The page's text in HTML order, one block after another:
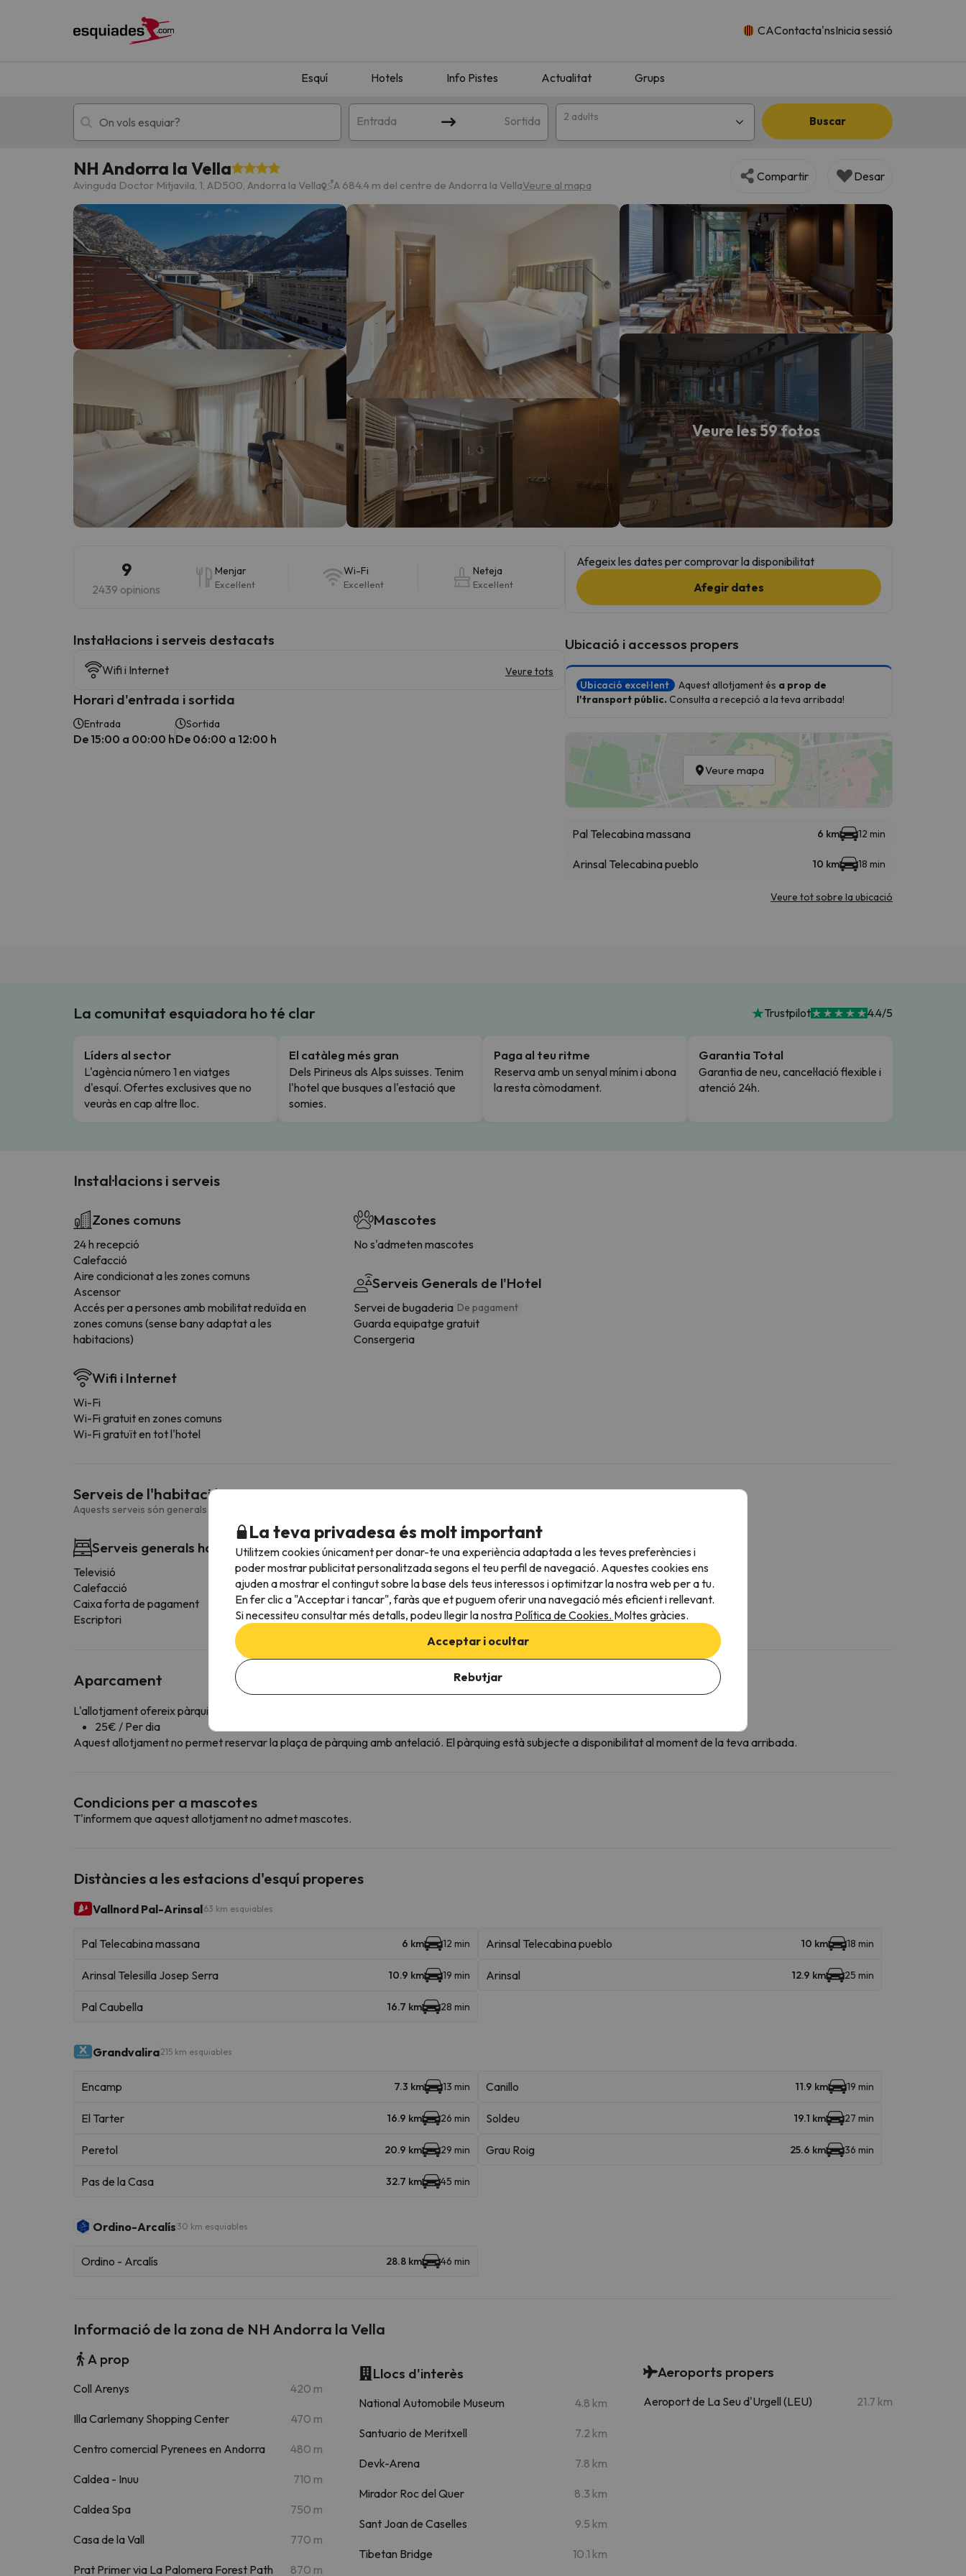
CAContacta'nsInicia sessió
Esquí Hotels Info Pistes Actualitat Grups
Entrada Sortida 2 adults Buscar
Esquí Escapades
!Vaja! No hem trobat resultats que coincideixin amb la teva cerca. Intenteu modificar la destinació.
Vaja! Sembla que el nostre cercador ha perdut el nord. Quan trobi la seva brúixola torna.
NH Andorra la Vella
Avinguda Doctor Mitjavila, 1, AD500, Andorra la Vella A 684.4 m del centre de Andorra la VellaVeure al mapa
Compartir Desar
Veure les 59 fotos
9
2439 opinions
Menjar
Excel·lent
Wi-Fi
Excel·lent
Neteja
Excel·lent
Instal·lacions i serveis destacats
Wifi i Internet Veure tots
Horari d'entrada i sortida
Entrada
De 15:00 a 00:00 h
Sortida
De 06:00 a 12:00 h
Afegeix les dates per comprovar la disponibilitat
Afegir dates
Ubicació i accessos propers
Ubicació excel·lent Aquest allotjament és a prop de
l'transport públic. Consulta a recepció a la teva arribada!
Veure mapa
Pal Telecabina massana 6 km 12 min
Arinsal Telecabina pueblo 10 km 18 min
Veure tot sobre la ubicació
La comunitat esquiadora ho té clar Trustpilot 4.4/5
Líders al sector
L'agència número 1 en viatges
d'esquí. Ofertes exclusives que no
veuràs en cap altre lloc.
El catàleg més gran
Dels Pirineus als Alps suisses. Tenim
l'hotel que busques a l'estació que
somies.
Paga al teu ritme
Reserva amb un senyal mínim i abona
la resta còmodament.
Garantia Total
Garantia de neu, cancel·lació flexible i
atenció 24h.
Instal·lacions i serveis
Zones comuns
24 h recepció
Calefacció
Aire condicionat a les zones comuns
Ascensor
Accés per a persones amb mobilitat reduïda en
zones comuns (sense bany adaptat a les
habitacions)
Wifi i Internet
Wi-Fi
Wi-Fi gratuit en zones comuns
Wi-Fi gratuït en tot l'hotel
Mascotes
No s'admeten mascotes
Serveis Generals de l'Hotel
Servei de bugaderia De pagament
Guarda equipatge gratuit
Consergeria
Serveis de l'habitació
Aquests serveis són generals i poden variar en funció de la tipologia d'habitació.
Serveis generals habitació
Televisió
Calefacció
Caixa forta de pagament
Escriptori
Bany
Lavabo
Dutxa o banyera
Més serveis
Disposa de llençols
Disposa de tovalloles
Aparcament
L'allotjament ofereix pàrquing interior de pagament
25€ / Per dia
Aquest allotjament no permet reservar la plaça de pàrquing amb antelació. El pàrquing està subjecte a disponibilitat al moment de la teva arribada.
Condicions per a mascotes
T'informem que aquest allotjament no admet mascotes.
Distàncies a les estacions d'esquí properes
Vallnord Pal-Arinsal63 km esquiables
Pal Telecabina massana 6 km 12 min Arinsal Telecabina pueblo 10 km 18 min
Arinsal Telesilla Josep Serra 10.9 km 19 min Arinsal 12.9 km 25 min
Pal Caubella 16.7 km 28 min
Grandvalira215 km esquiables
Encamp 7.3 km 13 min Canillo 11.9 km 19 min
El Tarter 16.9 km 26 min Soldeu 19.1 km 27 min
Peretol 20.9 km 29 min Grau Roig 25.6 km 36 min
Pas de la Casa 32.7 km 45 min
Ordino-Arcalís 30 km esquiables
Ordino - Arcalís 28.8 km 46 min
Informació de la zona de NH Andorra la Vella
A prop
Coll Arenys 420 m
Illa Carlemany Shopping Center 470 m
Centro comercial Pyrenees en Andorra 480 m
Caldea - Inuu 710 m
Caldea Spa 750 m
Casa de la Vall 770 m
Prat Primer via La Palomera Forest Path 870 m
Llocs d'interès
National Automobile Museum 4.8 km
Santuario de Meritxell 7.2 km
Devk-Arena 7.8 km
Mirador Roc del Quer 8.3 km
Sant Joan de Caselles 9.5 km
Tibetan Bridge 10.1 km
Aeroports propers
Aeroport de La Seu d'Urgell (LEU) 21.7 km
La teva privadesa és molt important
Utilitzem cookies únicament per donar-te una experiència adaptada a les teves preferències i
poder mostrar publicitat personalitzada segons el teu perfil de navegació. Aquestes cookies ens
ajuden a mostrar el contingut sobre la base dels teus interessos i optimitzar la nostra web per a tu.
En fer clic a "Acceptar i tancar", faràs que et puguem oferir una navegació més eficient i rellevant.
Si necessiteu consultar més detalls, podeu llegir la nostra Política de Cookies. Moltes gràcies.
Acceptar i ocultar
Rebutjar